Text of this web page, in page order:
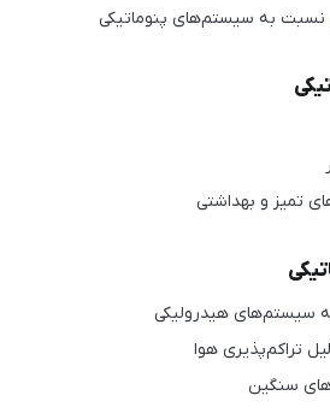
به سیستم‌های پنوماتیکی
تمیز و بهداشتی
سیستم‌های هیدرولیکی
تراکم‌پذیری هوا
سنگین